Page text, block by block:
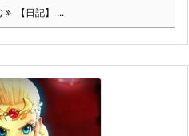
【日記】 ...